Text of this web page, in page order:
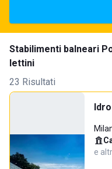
Stabilimenti balneari
lettini
23 Risultati
e